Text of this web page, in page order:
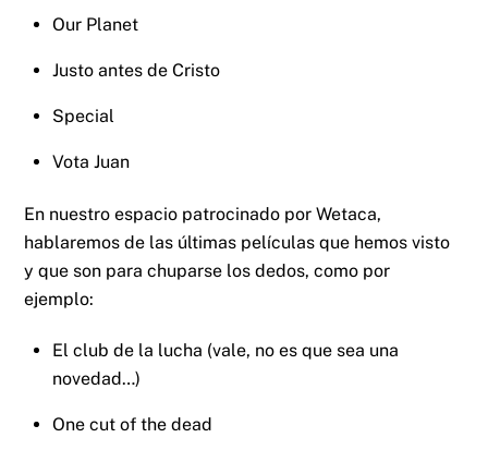
Our Planet
Justo antes de Cristo
Special
Vota Juan
En nuestro espacio patrocinado por Wetaca,
hablaremos de las últimas películas que hemos visto
y que son para chuparse los dedos, como por
ejemplo:
El club de la lucha (vale, no es que sea una
novedad…)
One cut of the dead